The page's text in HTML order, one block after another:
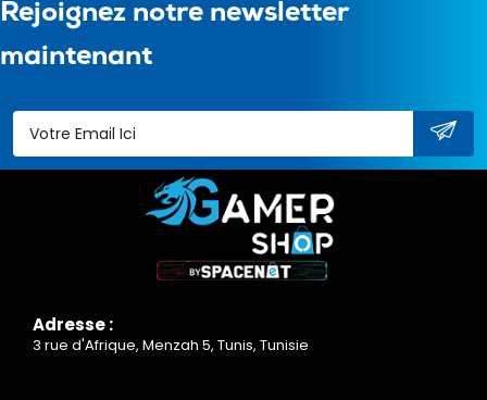
Rejoignez notre newsletter
maintenant
Adresse :
3 rue d'Afrique, Menzah 5, Tunis, Tunisie